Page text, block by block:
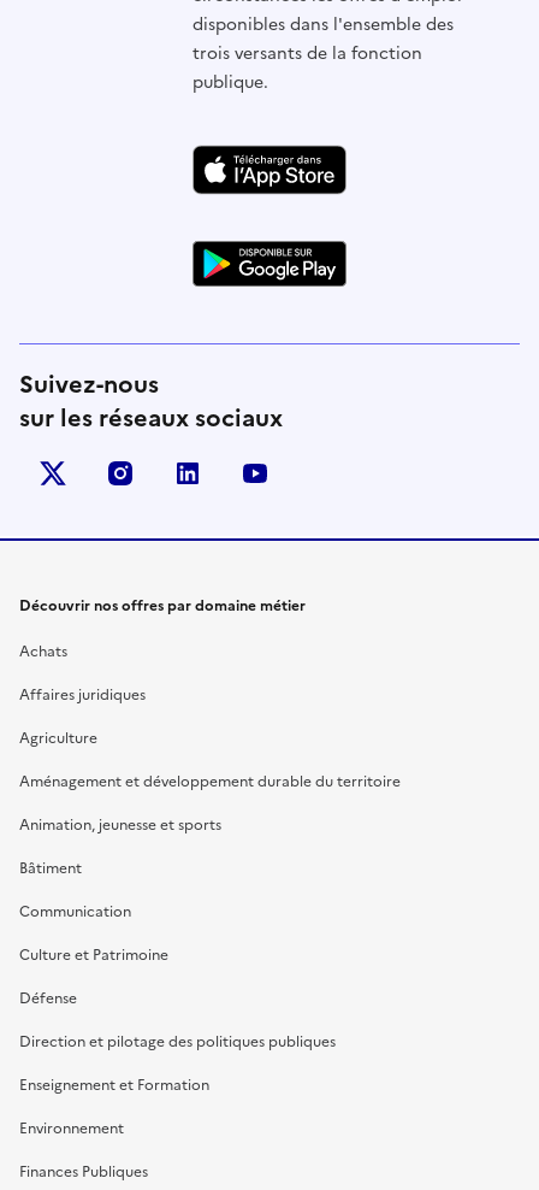
disponibles dans l'ensemble des
trois versants de la fonction
publique.
Suivez-nous
sur les réseaux sociaux
X (anciennement Twitter)
instagramlinkedin
Découvrir nos offres par domaine métier
Achats
Affaires juridiques
Agriculture
Aménagement et développement durable du territoire
Animation, jeunesse et sports
Bâtiment
Communication
Culture et Patrimoine
Défense
Direction et pilotage des politiques publiques
Enseignement et Formation
Environnement
Finances Publiques